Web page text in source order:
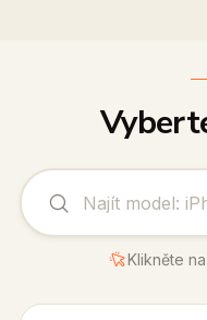
Klikněte